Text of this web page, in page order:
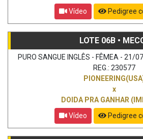
Vídeo
Pedigree
LOTE 06B •
PURO SANGUE INGLÊS - FÊMEA - 21/
REG.: 230577
x
DOIDA PRA GANHAR
Vídeo
Pedigree